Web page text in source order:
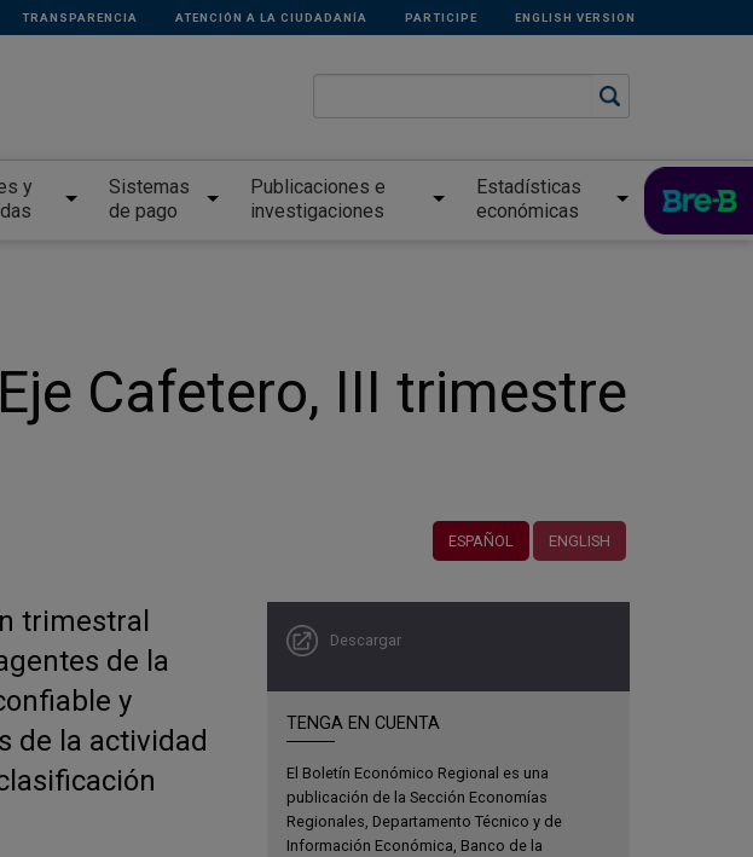
TRANSPARENCIA ATENCIÓN A LA CIUDADANÍA PARTICIPE ENGLISH VERSION
y
Sistemas
de pago
Publicaciones e
investigaciones
Estadísticas
económicas
Cafetero, III trimestre
ESPAÑOL ENGLISH
Descargar
TENGA EN CUENTA
El Boletín Económico Regional es una
publicación de la Sección Economías
Regionales, Departamento Técnico y de
Información Económica, Banco de la
trimestral
de la
y
de la actividad